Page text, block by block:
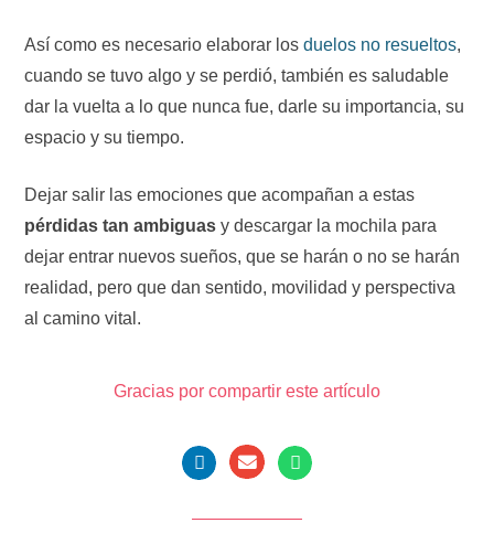
Así como es necesario elaborar losduelos no resueltos,
cuando se tuvo algo y se perdió, también es saludable
dar la vuelta a lo que nunca fue, darle su importancia, su
espacio y su tiempo.
Dejar salir las emociones que acompañan a estas
pérdidas tan ambiguasy descargar la mochila para
dejar entrar nuevos sueños, que se harán o no se harán
realidad, pero que dan sentido, movilidad y perspectiva
al camino vital.
Gracias por compartir este artículo